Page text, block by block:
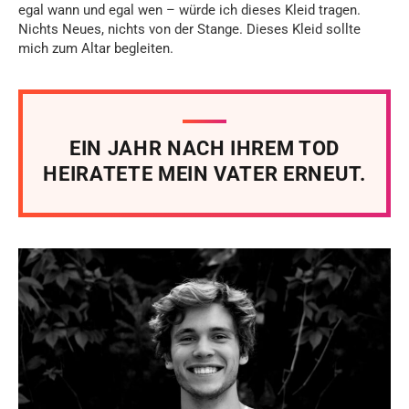
egal wann und egal wen – würde ich dieses Kleid tragen.
Nichts Neues, nichts von der Stange. Dieses Kleid sollte
mich zum Altar begleiten.
EIN JAHR NACH IHREM TOD
HEIRATETE MEIN VATER ERNEUT.